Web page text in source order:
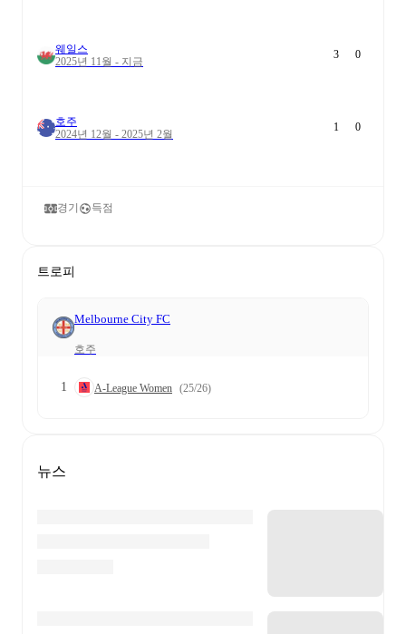
웨일스
2025년 11월 - 지금
3 0
호주
2024년 12월 - 2025년 2월
1 0
경기 득점
트로피
Melbourne City FC
호주
1 A-League Women (25/26)
뉴스